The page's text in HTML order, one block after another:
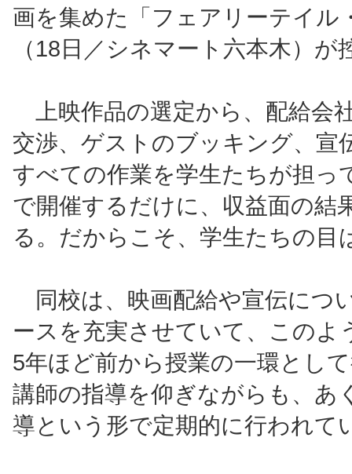
画を集めた「フェアリーテイル
（18日／シネマート六本木）が
上映作品の選定から、配給会
交渉、ゲストのブッキング、宣
すべての作業を学生たちが担っ
で開催するだけに、収益面の結
る。だからこそ、学生たちの目
同校は、映画配給や宣伝につ
ースを充実させていて、このよ
5年ほど前から授業の一環とし
講師の指導を仰ぎながらも、あ
導という形で定期的に行われて